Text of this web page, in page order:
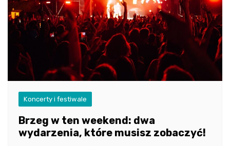
Koncerty i festiwale
Brzeg w ten weekend: dwa
wydarzenia, które musisz zobaczyć!